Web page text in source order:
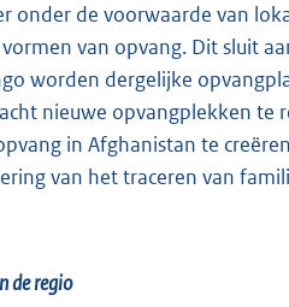
onder de voorwaarde van
van opvang. Dit sluit
worden dergelijke
nieuwe opvangplekken te
in Afghanistan te
van het traceren van
de regio